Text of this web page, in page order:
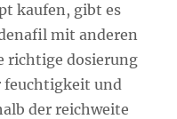
kaufen, gibt es
mit anderen
richtige dosierung
feuchtigkeit und
der reichweite